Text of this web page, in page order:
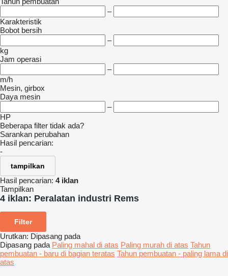
–
Karakteristik
Bobot bersih
–
kg
Jam operasi
–
m/h
Mesin, girbox
Daya mesin
–
HP
Beberapa filter tidak ada?
Sarankan perubahan
Hasil pencarian:
-
tampilkan
Hasil pencarian: 4 iklan
Tampilkan
4 iklan: Peralatan industri Rems
Filter
Urutkan: Dipasang pada
Dipasang pada Paling mahal di atas Paling murah di atas Tahun
pembuatan - baru di bagian teratas Tahun pembuatan - paling lama di
atas